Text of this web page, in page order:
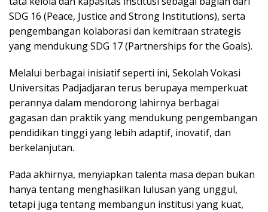
SDG 16 (Peace, Justice and Strong Institutions), serta
pengembangan kolaborasi dan kemitraan strategis
yang mendukung SDG 17 (Partnerships for the Goals).
Melalui berbagai inisiatif seperti ini, Sekolah Vokasi
Universitas Padjadjaran terus berupaya memperkuat
perannya dalam mendorong lahirnya berbagai
gagasan dan praktik yang mendukung pengembangan
pendidikan tinggi yang lebih adaptif, inovatif, dan
berkelanjutan.
Pada akhirnya, menyiapkan talenta masa depan bukan
hanya tentang menghasilkan lulusan yang unggul,
tetapi juga tentang membangun institusi yang kuat,